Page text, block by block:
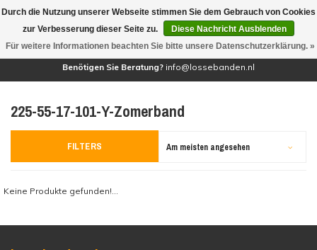
(0)
Benötigen Sie Beratung? info@lossebanden.nl
225-55-17-101-Y-Zomerband
FILTERS Am meisten angesehen
Keine Produkte gefunden!...
Durch die Nutzung unserer Webseite stimmen Sie dem Gebrauch von Cookies
zur Verbesserung dieser Seite zu.
Diese Nachricht Ausblenden
Für weitere Informationen beachten Sie bitte unsere Datenschutzerklärung. »